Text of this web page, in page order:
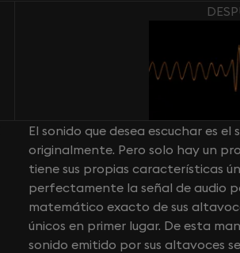
El sonido que desea escuchar es el
originalmente. Pero solo hay un
tiene sus propias características
perfectamente la señal de audio
matemático exacto de sus
únicos en primer lugar. De esta
sonido emitido por sus altavoces